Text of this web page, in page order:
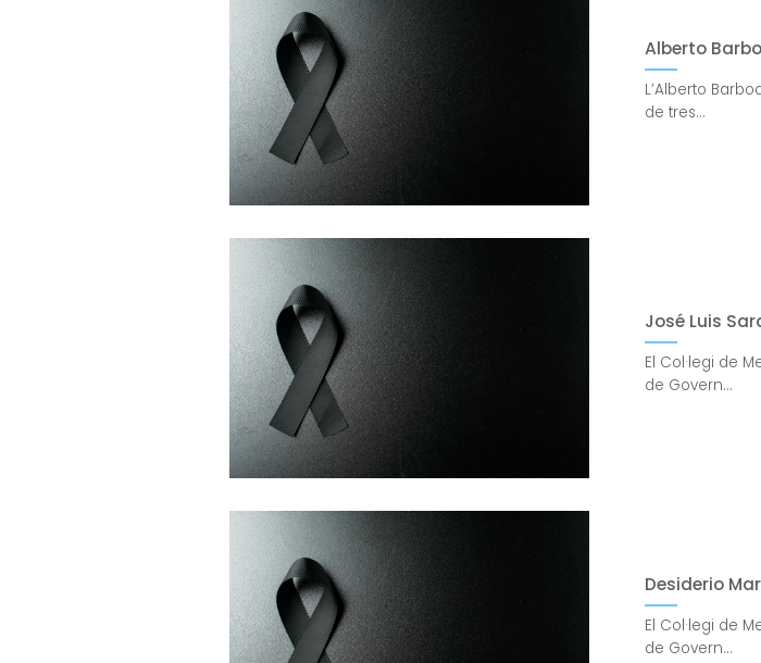
Alberto
L’Alberto
de tres...
José Luis
El Col·legi de
de Govern...
Desiderio
El Col·legi de
de Govern...